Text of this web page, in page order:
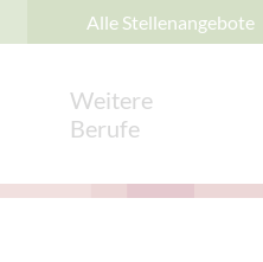
Weitere
Berufe
Alle Stellenangebote